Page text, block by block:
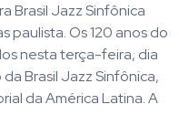
Brasil Jazz Sinfônica
paulista. Os 120 anos do
nesta terça-feira, dia
Brasil Jazz Sinfônica,
da América Latina. A